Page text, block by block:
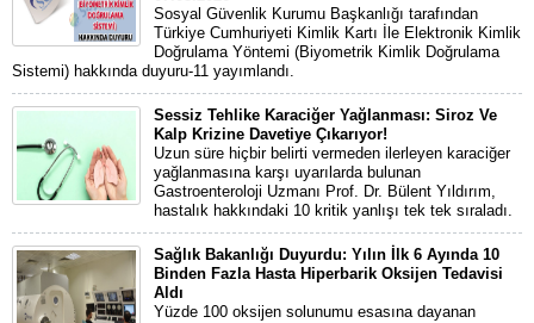
Sosyal Güvenlik Kurumu Başkanlığı tarafından
Türkiye Cumhuriyeti Kimlik Kartı İle Elektronik Kimlik
Doğrulama Yöntemi (Biyometrik Kimlik Doğrulama
Sistemi) hakkında duyuru-11 yayımlandı.
Sessiz Tehlike Karaciğer Yağlanması: Siroz Ve
Kalp Krizine Davetiye Çıkarıyor!
Uzun süre hiçbir belirti vermeden ilerleyen karaciğer
yağlanmasına karşı uyarılarda bulunan
Gastroenteroloji Uzmanı Prof. Dr. Bülent Yıldırım,
hastalık hakkındaki 10 kritik yanlışı tek tek sıraladı.
Sağlık Bakanlığı Duyurdu: Yılın İlk 6 Ayında 10
Binden Fazla Hasta Hiperbarik Oksijen Tedavisi
Aldı
Yüzde 100 oksijen solunumu esasına dayanan